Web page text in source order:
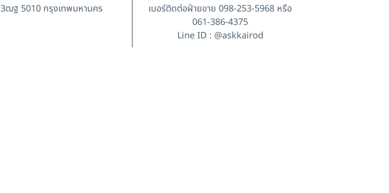
3ฒฐ 5010 กรุงเทพมหานคร
เบอร์ติดต่อฝ่ายขาย 098-253-5968 หรือ
061-386-4375
Line ID : @askkairod